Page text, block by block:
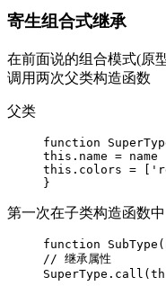
寄生组合式继承
在前面说的组合模式(原
调用两次父类构造函数
父类
function
this.name = name
this.colors =
}
第一次在子类构造函数中
function
// 继承属性